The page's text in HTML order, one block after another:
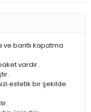
ve bantlı kapatma
vardır.
estetik bir şekilde